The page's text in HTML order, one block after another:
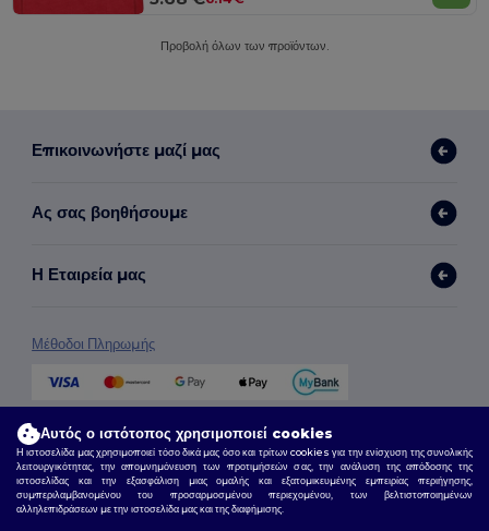
Προβολή όλων των προϊόντων.
Επικοινωνήστε μαζί μας
Ας σας βοηθήσουμε
Η Εταιρεία μας
Μέθοδοι Πληρωμής
Μέθοδοι Αποστολής
Αυτός ο ιστότοπος χρησιμοποιεί cookies
Η ιστοσελίδα μας χρησιμοποιεί τόσο δικά μας όσο και τρίτων cookies για την ενίσχυση της συνολικής
λειτουργικότητας, την απομνημόνευση των προτιμήσεών σας, την ανάλυση της απόδοσης της
ιστοσελίδας και την εξασφάλιση μιας ομαλής και εξατομικευμένης εμπειρίας περιήγησης,
συμπεριλαμβανομένου του προσαρμοσμένου περιεχομένου, των βελτιστοποιημένων
αλληλεπιδράσεων με την ιστοσελίδα μας και της διαφήμισης.